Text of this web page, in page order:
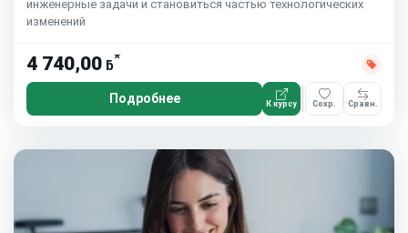
инженерные задачи и становиться частью технологических
изменений
4 740,00 ƃ*
Подробнее К курсу Сохр. Сравн.